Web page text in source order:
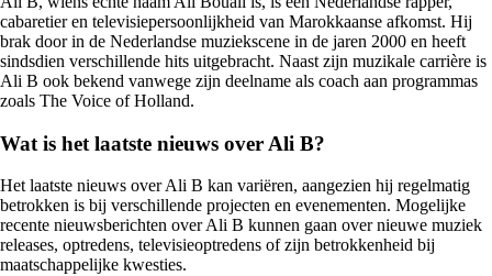
cabaretier en televisiepersoonlijkheid van Marokkaanse afkomst. Hij
brak door in de Nederlandse muziekscene in de jaren 2000 en heeft
sindsdien verschillende hits uitgebracht. Naast zijn muzikale carrière is
Ali B ook bekend vanwege zijn deelname als coach aan programmas
zoals The Voice of Holland.
Wat is het laatste nieuws over Ali B?
Het laatste nieuws over Ali B kan variëren, aangezien hij regelmatig
betrokken is bij verschillende projecten en evenementen. Mogelijke
recente nieuwsberichten over Ali B kunnen gaan over nieuwe muziek
releases, optredens, televisieoptredens of zijn betrokkenheid bij
maatschappelijke kwesties.